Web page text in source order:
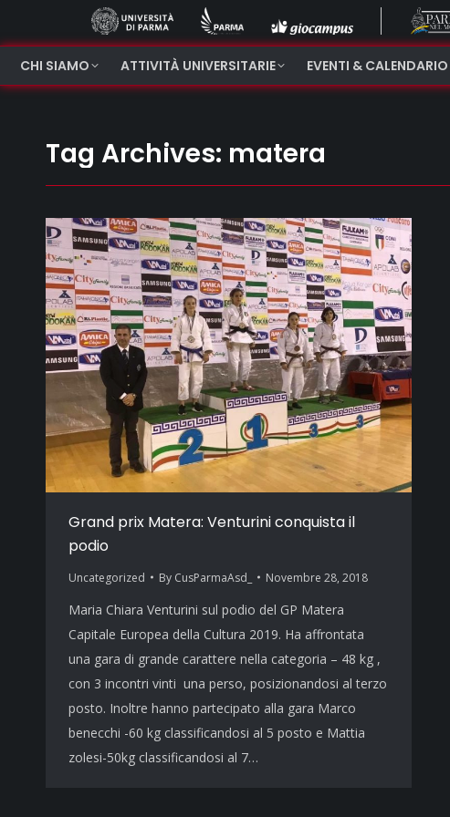
CHI SIAMO ATTIVITÀ UNIVERSITARIE EVENTI & CALENDARIO
Tag Archives: matera
Grand prix Matera: Venturini conquista il
podio
Uncategorized By CusParmaAsd_ Novembre 28, 2018
Maria Chiara Venturini sul podio del GP Matera
Capitale Europea della Cultura 2019. Ha affrontata
una gara di grande carattere nella categoria – 48 kg ,
con 3 incontri vinti una perso, posizionandosi al terzo
posto. Inoltre hanno partecipato alla gara Marco
benecchi -60 kg classificandosi al 5 posto e Mattia
zolesi-50kg classificandosi al 7…